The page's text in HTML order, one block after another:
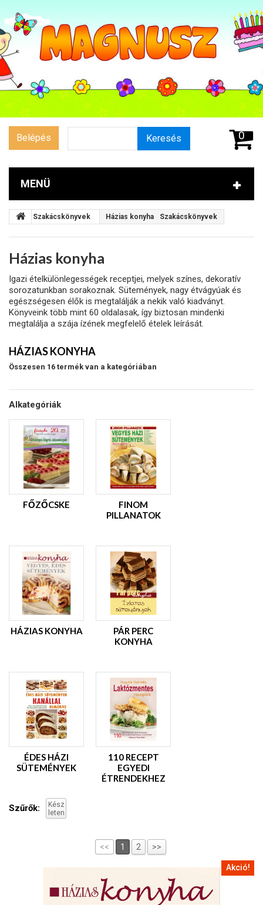
Belépés Keresés 0
MENÜ
Szakácskönyvek Házias konyha Szakácskönyvek
Házias konyha
Igazi ételkülönlegességek receptjei, melyek színes, dekoratív
sorozatunkban sorakoznak. Sütemények, nagy étvágyúak és
egészségesen élők is megtalálják a nekik való kiadványt.
Könyveink több mint 60 oldalasak, így biztosan mindenki
megtalálja a szája ízének megfelelő ételek leírását.
HÁZIAS KONYHA
Összesen 16 termék van a kategóriában
Alkategóriák
FŐZŐCSKE
FINOM
PILLANATOK
HÁZIAS KONYHA
PÁR PERC
KONYHA
ÉDES HÁZI
SÜTEMÉNYEK
110 RECEPT
EGYEDI
ÉTRENDEKHEZ
Szűrők:
Kész
leten
<< 1 2 >>
Akció!